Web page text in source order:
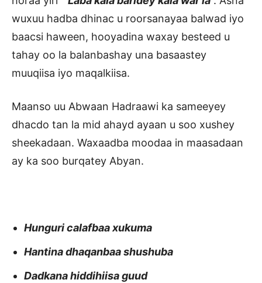
wuxuu hadba dhinac u roorsanayaa balwad iyo
baacsi haween, hooyadina waxay besteed u
tahay oo la balanbashay una basaastey
muuqiisa iyo maqalkiisa.
Maanso uu Abwaan Hadraawi ka sameeyey
dhacdo tan la mid ahayd ayaan u soo xushey
sheekadaan. Waxaadba moodaa in maasadaan
ay ka soo burqatey Abyan.
Hunguri calafbaa xukuma
Hantina dhaqanbaa shushuba
Dadkana hiddihiisa guud